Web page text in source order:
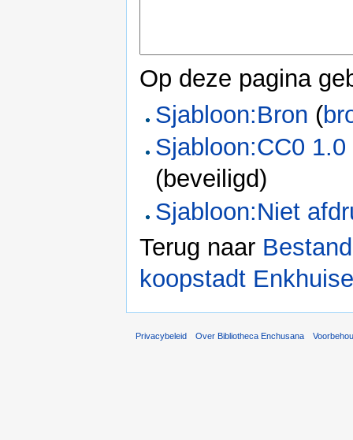
Op deze pagina
Sjabloon:Bron (
Sjabloon:CC0
(beveiligd)
Sjabloon:Niet
Terug naar
koopstadt
Privacybeleid Over Bibliotheca Enchusana